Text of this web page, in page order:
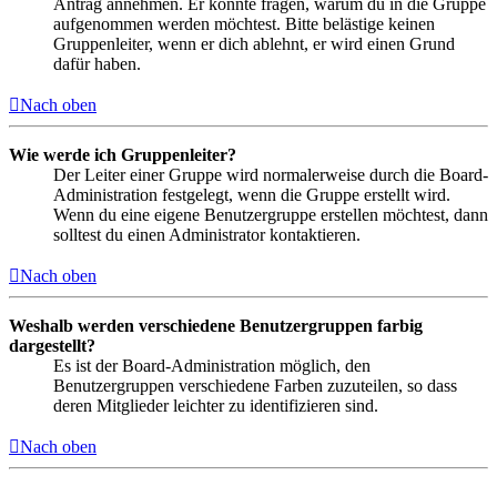
Antrag annehmen. Er könnte fragen, warum du in die Gruppe
aufgenommen werden möchtest. Bitte belästige keinen
Gruppenleiter, wenn er dich ablehnt, er wird einen Grund
dafür haben.
Nach oben
Wie werde ich Gruppenleiter?
Der Leiter einer Gruppe wird normalerweise durch die Board-
Administration festgelegt, wenn die Gruppe erstellt wird.
Wenn du eine eigene Benutzergruppe erstellen möchtest, dann
solltest du einen Administrator kontaktieren.
Nach oben
Weshalb werden verschiedene Benutzergruppen farbig
dargestellt?
Es ist der Board-Administration möglich, den
Benutzergruppen verschiedene Farben zuzuteilen, so dass
deren Mitglieder leichter zu identifizieren sind.
Nach oben